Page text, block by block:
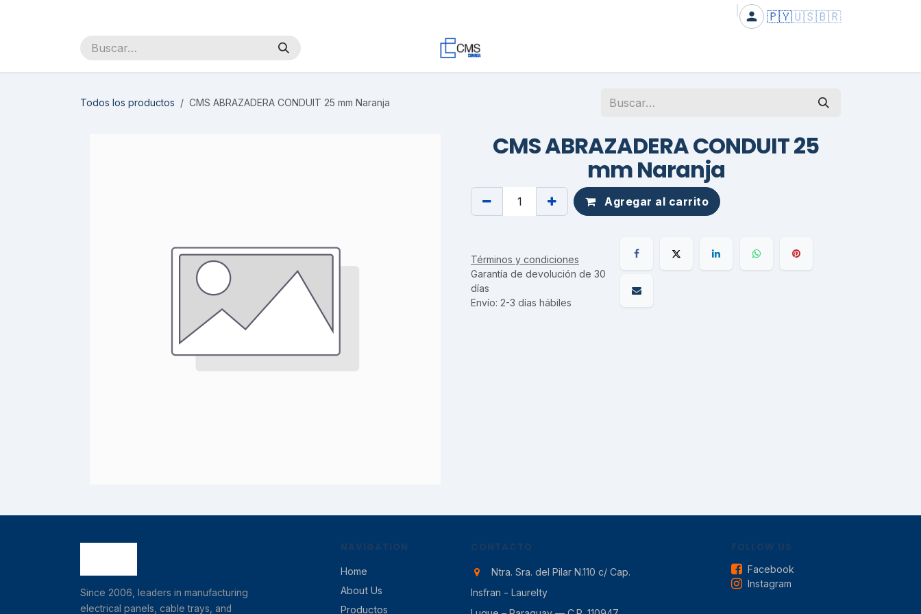
🇵🇾 🇺🇸🇧🇷
Todos los productos CMS ABRAZADERA CONDUIT 25 mm Naranja
CMS ABRAZADERA CONDUIT 25
mm Naranja
Agregar al carrito
Términos y condiciones
Garantía de devolución de 30
días
Envío: 2-3 días hábiles
Since 2006, leaders in manufacturing
electrical panels, cable trays, and
NAVIGATION
Home
About Us
Productos
CONTACTO
Ntra. Sra. del Pilar N.110 c/ Cap.
Insfran - Laurelty
FOLLOW US
Facebook
Instagram